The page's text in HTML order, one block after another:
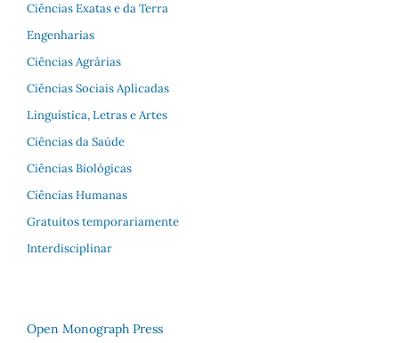
Ciências Exatas e da Terra
Engenharias
Ciências Agrárias
Ciências Sociais Aplicadas
Linguística, Letras e Artes
Ciências da Saúde
Ciências Biológicas
Ciências Humanas
Gratuitos temporariamente
Interdisciplinar
Open Monograph Press